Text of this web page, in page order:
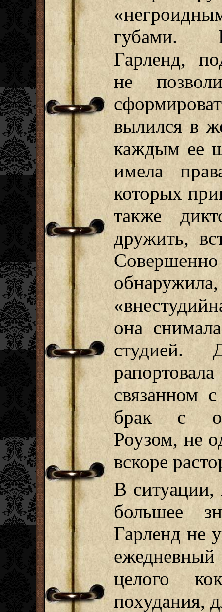
губами.
Гарленд,
не
вылился в
каждым ее
имела
которых
также
дружить,
она
студией.
связанном
брак с
Роузом, не
вскоре
В ситуации,
большее
Гарленд не
целого
похудания,